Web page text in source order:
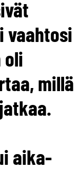
vaahtosi
oli
millä
aika-